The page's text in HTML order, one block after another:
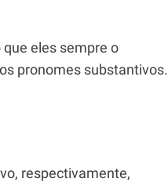
eles sempre o
pronomes substantivos.
respectivamente,